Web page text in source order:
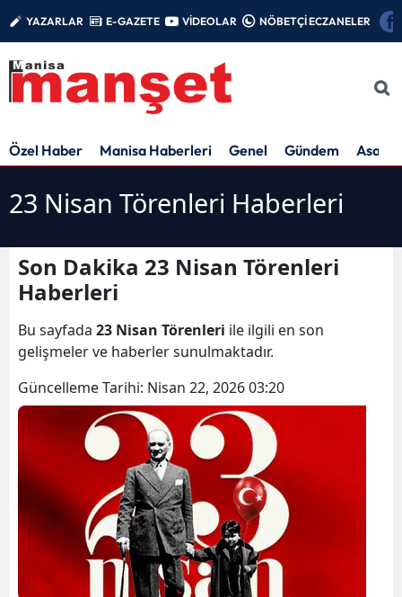
YAZARLAR E-GAZETE VİDEOLAR NÖBETÇİ ECZANELER
Özel Haber Manisa Haberleri Genel Gündem Asayiş
23 Nisan Törenleri Haberleri
Son Dakika 23 Nisan Törenleri
Haberleri
Bu sayfada 23 Nisan Törenleri ile ilgili en son
gelişmeler ve haberler sunulmaktadır.
Güncelleme Tarihi: Nisan 22, 2026 03:20